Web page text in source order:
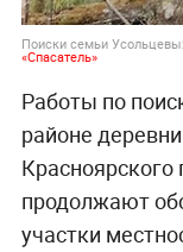
Поиски семьи
«Спасатель»
Работы по
районе
Красноярского
продолжают
участки